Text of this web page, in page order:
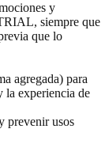
y
siempre que
que lo
agregada) para
la experiencia de
prevenir usos